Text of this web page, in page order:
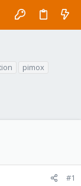
pimox
#1